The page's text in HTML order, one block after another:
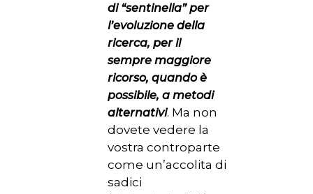
di “sentinella” per
l’evoluzione della
ricerca, per il
sempre maggiore
ricorso, quando è
possibile, a metodi
alternativi. Ma non
dovete vedere la
vostra controparte
come un’accolita di
sadici